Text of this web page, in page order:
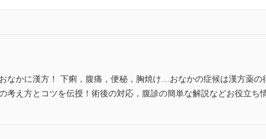
おなかに漢方！ 下痢，腹痛，便秘，胸焼け…おなかの症候は漢方薬
考え方とコツを伝授！術後の対応，腹診の簡単な解説などお役立ち